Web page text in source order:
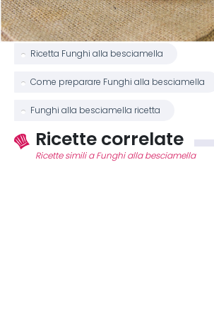
Ricetta Funghi alla besciamella
Come preparare Funghi alla besciamella
Funghi alla besciamella ricetta
Ricette correlate
Ricette simili a Funghi alla besciamella